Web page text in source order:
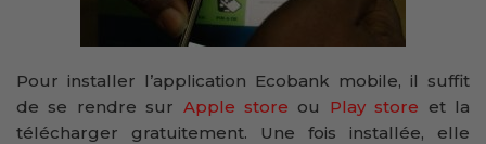
Pour installer l’application Ecobank mobile, il suffit
de se rendre sur Apple store ou Play store et la
télécharger gratuitement. Une fois installée, elle